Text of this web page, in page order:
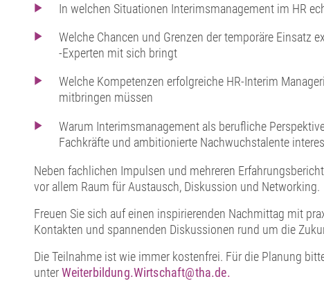
In welchen Situationen Interimsmanagement im HR
Welche Chancen und Grenzen der temporäre Einsatz
-Experten mit sich bringt
Welche Kompetenzen erfolgreiche HR-Interim
mitbringen müssen
Warum Interimsmanagement als berufliche
Fachkräfte und ambitionierte Nachwuchstalente
Neben fachlichen Impulsen und mehreren
vor allem Raum für Austausch, Diskussion und Networking.
Freuen Sie sich auf einen inspirierenden Nachmittag mit
Kontakten und spannenden Diskussionen rund um die
Die Teilnahme ist wie immer kostenfrei. Für die Planung
unterWeiterbildung.Wirtschaft@tha.de.